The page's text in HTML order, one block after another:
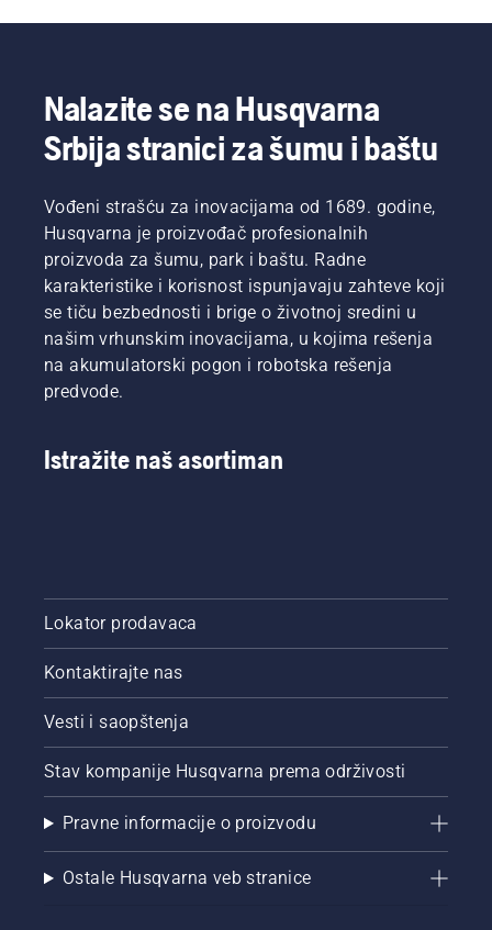
da ih
ponovo
učinite
lepima:
Nalazite se na Husqvarna
Srbija stranici za šumu i baštu
Vođeni strašću za inovacijama od 1689. godine,
Husqvarna je proizvođač profesionalnih
proizvoda za šumu, park i baštu. Radne
karakteristike i korisnost ispunjavaju zahteve koji
se tiču bezbednosti i brige o životnoj sredini u
našim vrhunskim inovacijama, u kojima rešenja
na akumulatorski pogon i robotska rešenja
predvode.
Istražite naš asortiman
Lokator prodavaca
Kontaktirajte nas
Vesti i saopštenja
Stav kompanije Husqvarna prema održivosti
Pravne informacije o proizvodu
Ostale Husqvarna veb stranice